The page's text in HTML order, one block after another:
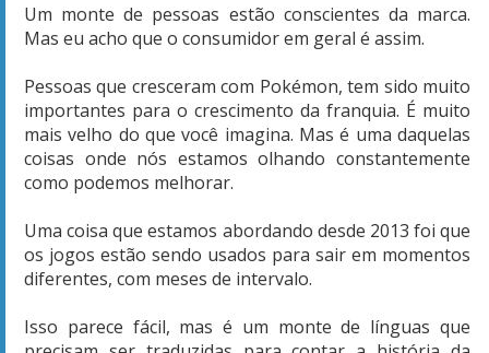
Um monte de pessoas estão conscientes da marca.
Mas eu acho que o consumidor em geral é assim.
Pessoas que cresceram com Pokémon, tem sido muito
importantes para o crescimento da franquia. É muito
mais velho do que você imagina. Mas é uma daquelas
coisas onde nós estamos olhando constantemente
como podemos melhorar.
Uma coisa que estamos abordando desde 2013 foi que
os jogos estão sendo usados ​​para sair em momentos
diferentes, com meses de intervalo.
Isso parece fácil, mas é um monte de línguas que